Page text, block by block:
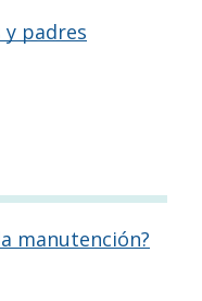
padres
manutención?